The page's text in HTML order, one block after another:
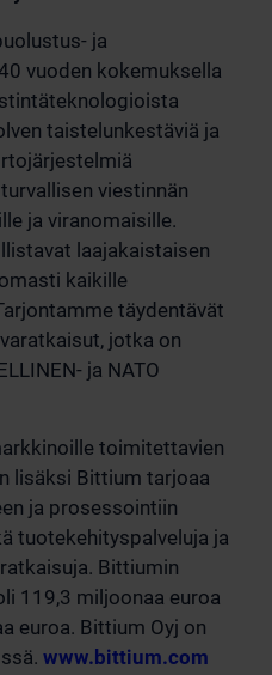
ja
vuoden kokemuksella
taistelunkestäviä ja
viestinnän
ja viranomaisille.
laajakaistaisen
kaikille
täydentävät
jotka on
ja NATO
toimitettavien
lisäksi Bittium tarjoaa
ja prosessointiin
tuotekehityspalveluja ja
Bittiumin
119,3 miljoonaa euroa
euroa. Bittium Oyj on
www.bittium.com